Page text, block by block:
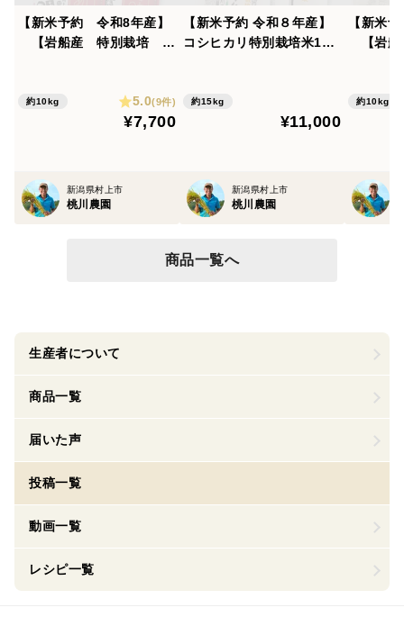
【新米予約 令和8年産】
【岩船産 特別栽培 新
約10kg 5.0(9件)
¥7,700
新潟県村上市
桃川農園
【新米予約 令和８年産】
コシヒカリ特別栽培米15k
約15kg
¥11,000
新潟県村上市
桃川農園
【新米
【岩船
（精米5
約10kg
商品一覧へ
生産者について
商品一覧
届いた声
投稿一覧
動画一覧
レシピ一覧